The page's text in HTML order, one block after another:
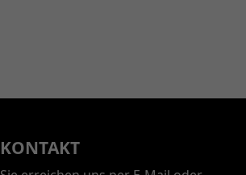
KONTAKT